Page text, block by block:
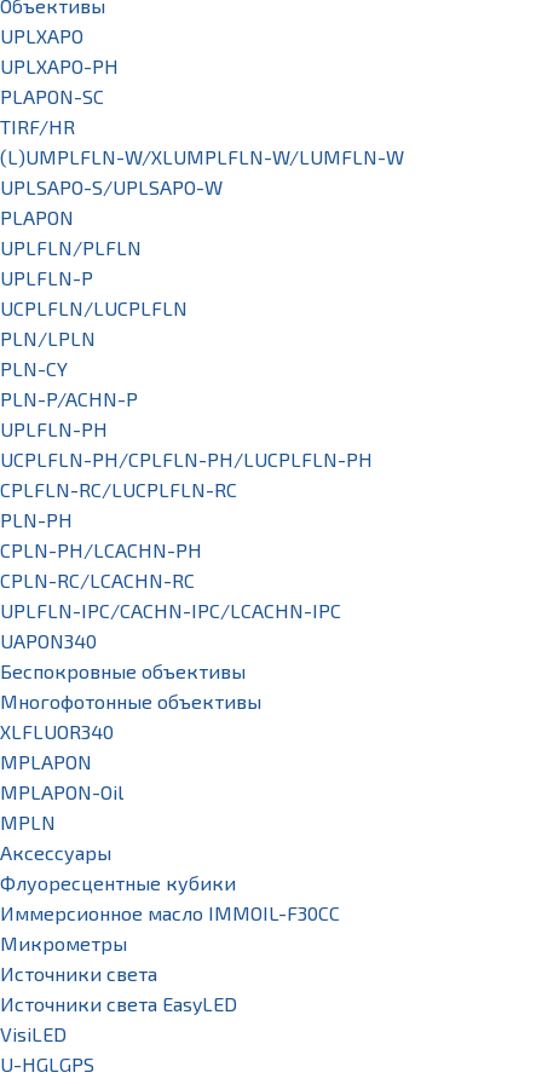
Объективы
UPLXAPO
UPLXAPO-PH
PLAPON-SC
TIRF/HR
(L)UMPLFLN-W/XLUMPLFLN-W/LUMFLN-W
UPLSAPO-S/UPLSAPO-W
PLAPON
UPLFLN/PLFLN
UPLFLN-P
UCPLFLN/LUCPLFLN
PLN/LPLN
PLN-CY
PLN-P/ACHN-P
UPLFLN-PH
UCPLFLN-PH/CPLFLN-PH/LUCPLFLN-PH
CPLFLN-RC/LUCPLFLN-RC
PLN-PH
CPLN-PH/LCACHN-PH
CPLN-RC/LCACHN-RC
UPLFLN-IPC/CACHN-IPC/LCACHN-IPC
UAPON340
Беспокровные объективы
Многофотонные объективы
XLFLUOR340
MPLAPON
MPLAPON-Oil
MPLN
Аксессуары
Флуоресцентные кубики
Иммерсионное масло IMMOIL-F30CC
Микрометры
Источники света
Источники света EasyLED
VisiLED
U-HGLGPS